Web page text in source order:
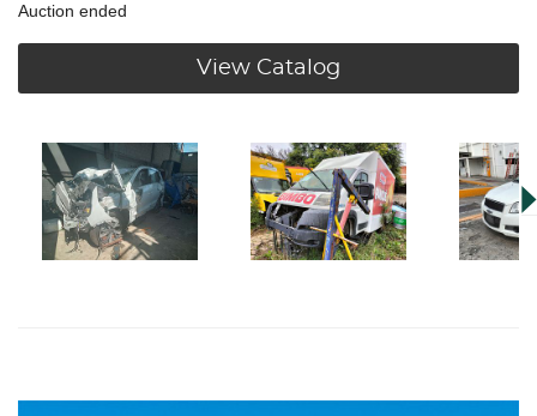
Auction ended
View Catalog